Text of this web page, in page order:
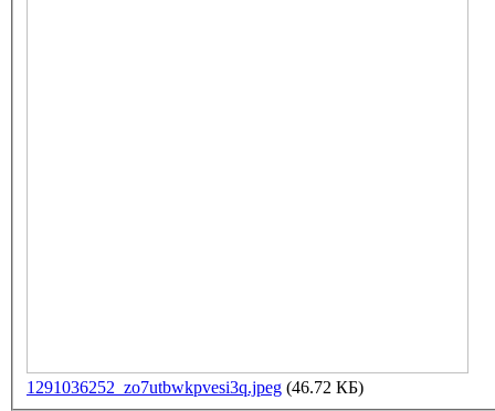
1291036252_zo7utbwkpvesi3q.jpeg (46.72 КБ)